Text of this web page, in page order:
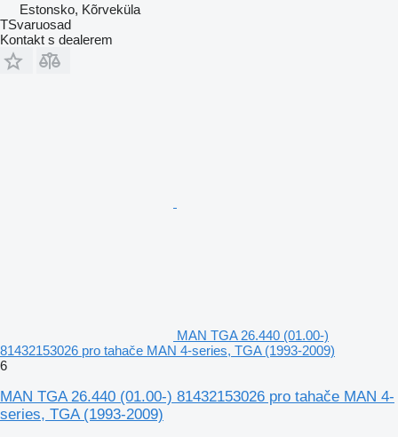
Estonsko, Kõrveküla
TSvaruosad
Kontakt s dealerem
MAN TGA 26.440 (01.00-)
81432153026 pro tahače MAN 4-series, TGA (1993-2009)
6
MAN TGA 26.440 (01.00-) 81432153026 pro tahače MAN 4-
series, TGA (1993-2009)